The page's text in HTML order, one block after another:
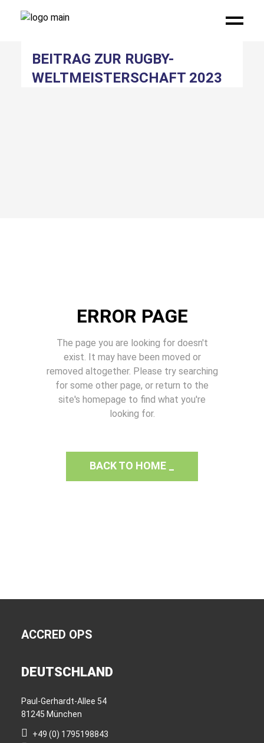
BEITRAG ZUR RUGBY-
WELTMEISTERSCHAFT 2023
ERROR PAGE
The page you are looking for doesn't
exist. It may have been moved or
removed altogether. Please try searching
for some other page, or return to the
site's homepage to find what you're
looking for.
BACK TO HOME
ACCRED OPS
DEUTSCHLAND
Paul-Gerhardt-Allee 54
81245 München
+49 (0) 1795198843